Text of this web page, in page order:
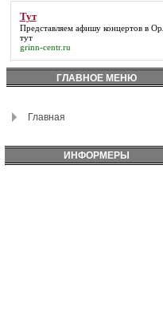
Тут
Представляем афишу концертов в
тут
grinn-centr.ru
ГЛАВНОЕ МЕНЮ
Главная
ИНФОРМЕРЫ